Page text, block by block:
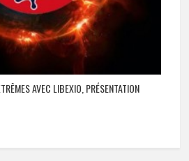
AVEC LIBEXIO, PRÉSENTATION